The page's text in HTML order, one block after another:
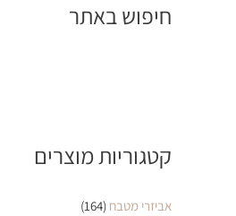
חיפוש באתר
קטגוריות מוצרים
אביזרי מטבח (164)